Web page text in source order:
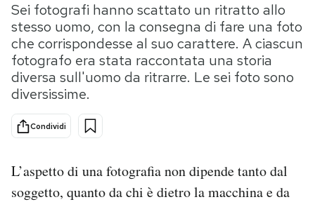
Scienza
Cultura
Economia
Sport
Media
Europa
Altrecose
Mondiali calcio 2026
PODCAST
NEWSLETTER
Sei fotografi hanno scattato un ritratto allo
stesso uomo, con la consegna di fare una foto
che corrispondesse al suo carattere. A ciascun
fotografo era stata raccontata una storia
diversa sull'uomo da ritrarre. Le sei foto sono
diversissime.
Condividi
L’aspetto di una fotografia non dipende tanto dal
soggetto, quanto da chi è dietro la macchina e da